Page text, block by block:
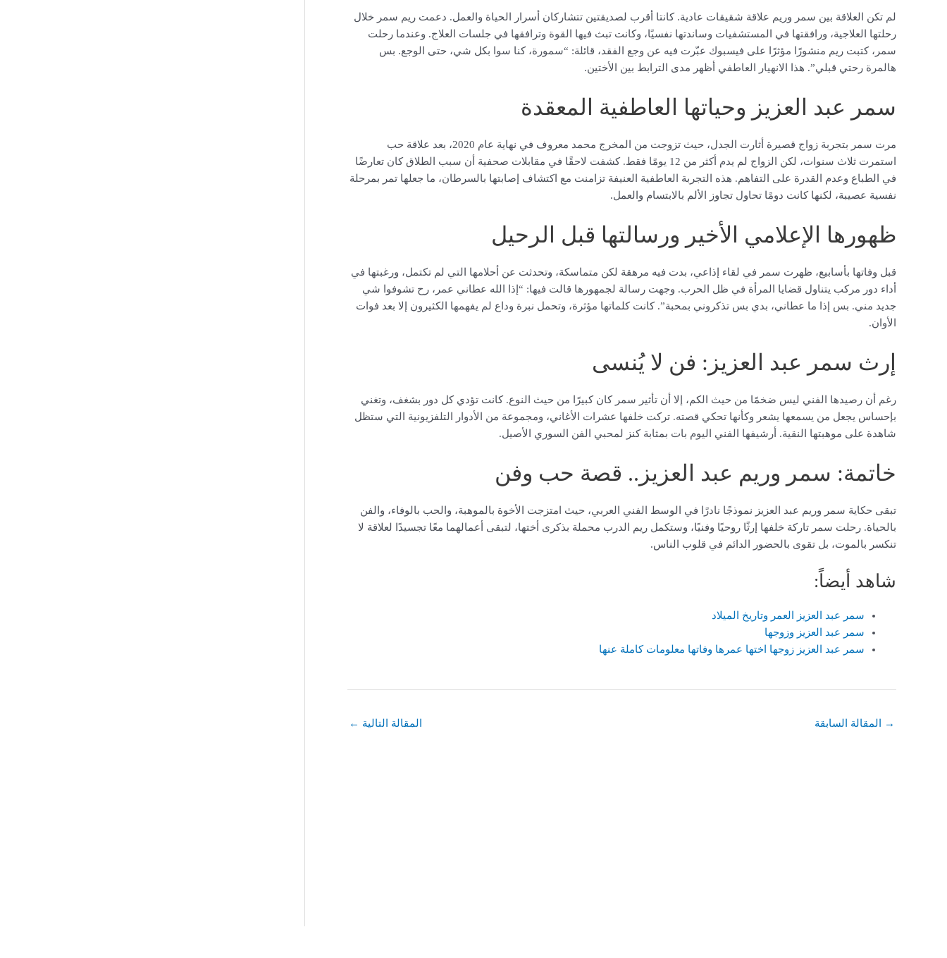
لم تكن العلاقة بين سمر وريم علاقة شقيقات عادية. كانتا أقرب لصديقتين تتشاركان أسرار الحياة والعمل. دعمت ريم سمر خلال
رحلتها العلاجية، ورافقتها في المستشفيات وساندتها نفسيًا، وكانت تبث فيها القوة وترافقها في جلسات العلاج. وعندما رحلت
سمر، كتبت ريم منشورًا مؤثرًا على فيسبوك عبّرت فيه عن وجع الفقد، قائلة: “سمورة، كنا سوا بكل شي، حتى الوجع. بس
هالمرة رحتي قبلي”. هذا الانهيار العاطفي أظهر مدى الترابط بين الأختين.
سمر عبد العزيز وحياتها العاطفية المعقدة
مرت سمر بتجربة زواج قصيرة أثارت الجدل، حيث تزوجت من المخرج محمد معروف في نهاية عام 2020، بعد علاقة حب
استمرت ثلاث سنوات، لكن الزواج لم يدم أكثر من 12 يومًا فقط. كشفت لاحقًا في مقابلات صحفية أن سبب الطلاق كان تعارضًا
في الطباع وعدم القدرة على التفاهم. هذه التجربة العاطفية العنيفة تزامنت مع اكتشاف إصابتها بالسرطان، ما جعلها تمر بمرحلة
نفسية عصيبة، لكنها كانت دومًا تحاول تجاوز الألم بالابتسام والعمل.
ظهورها الإعلامي الأخير ورسالتها قبل الرحيل
قبل وفاتها بأسابيع، ظهرت سمر في لقاء إذاعي، بدت فيه مرهقة لكن متماسكة، وتحدثت عن أحلامها التي لم تكتمل، ورغبتها في
أداء دور مركب يتناول قضايا المرأة في ظل الحرب. وجهت رسالة لجمهورها قالت فيها: “إذا الله عطاني عمر، رح تشوفوا شي
جديد مني. بس إذا ما عطاني، بدي بس تذكروني بمحبة”. كانت كلماتها مؤثرة، وتحمل نبرة وداع لم يفهمها الكثيرون إلا بعد فوات
الأوان.
إرث سمر عبد العزيز: فن لا يُنسى
رغم أن رصيدها الفني ليس ضخمًا من حيث الكم، إلا أن تأثير سمر كان كبيرًا من حيث النوع. كانت تؤدي كل دور بشغف، وتغني
بإحساس يجعل من يسمعها يشعر وكأنها تحكي قصته. تركت خلفها عشرات الأغاني، ومجموعة من الأدوار التلفزيونية التي ستظل
شاهدة على موهبتها النقية. أرشيفها الفني اليوم بات بمثابة كنز لمحبي الفن السوري الأصيل.
خاتمة: سمر وريم عبد العزيز.. قصة حب وفن
تبقى حكاية سمر وريم عبد العزيز نموذجًا نادرًا في الوسط الفني العربي، حيث امتزجت الأخوة بالموهبة، والحب بالوفاء، والفن
بالحياة. رحلت سمر تاركة خلفها إرثًا روحيًا وفنيًا، وستكمل ريم الدرب محملة بذكرى أختها، لتبقى أعمالهما معًا تجسيدًا لعلاقة لا
تنكسر بالموت، بل تقوى بالحضور الدائم في قلوب الناس.
شاهد أيضاً:
سمر عبد العزيز العمر وتاريخ الميلاد
سمر عبد العزيز وزوجها
سمر عبد العزيز زوجها اختها عمرها وفاتها معلومات كاملة عنها
→ المقالة السابقة المقالة التالية ←